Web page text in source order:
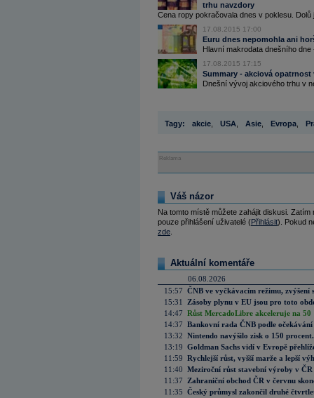
trhu navzdory
Cena ropy pokračovala dnes v poklesu.
17.08.2015 17:00
Euru dnes nepomohla ani
Hlavní makrodata dnešního
17.08.2015 17:15
Summary - akciová
Dnešní vývoj akciového trhu v
Tagy: akcie USA Asie Evropa
Reklama
Váš názor
Na tomto místě můžete zahájit diskusi.
pouze přihlášení uživatelé (Přihlásit). Pokud
zde
Aktuální komentáře
06.08.2026
15:57 ČNB ve vyčkávacím režimu, zvýšení
15:31
Zásoby plynu v EU jsou pro toto
14:47 Růst MercadoLibre akceleruje na
14:37 Bankovní rada ČNB podle
13:32 Nintendo navýšilo zisk o 150
13:19 Goldman Sachs vidí v Evropě
11:59 Rychlejší růst, vyšší marže a lepší
11:40 Meziroční růst stavební výroby v
11:37
Zahraniční obchod ČR v červnu
11:35 Český průmysl zakončil druhé